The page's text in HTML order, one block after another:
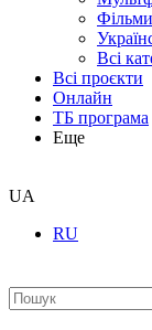
Фільми
Всі
Всі проєкти
Онлайн
ТБ програма
Еще
UA
RU